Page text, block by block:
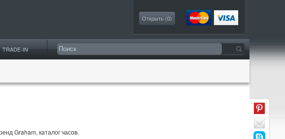
Открыть (0)
TRADE-IN
Graham, каталог часов.